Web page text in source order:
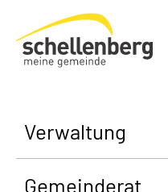
Gemeinde Schellenberg Startseite
Verwaltung
Gemeinderat